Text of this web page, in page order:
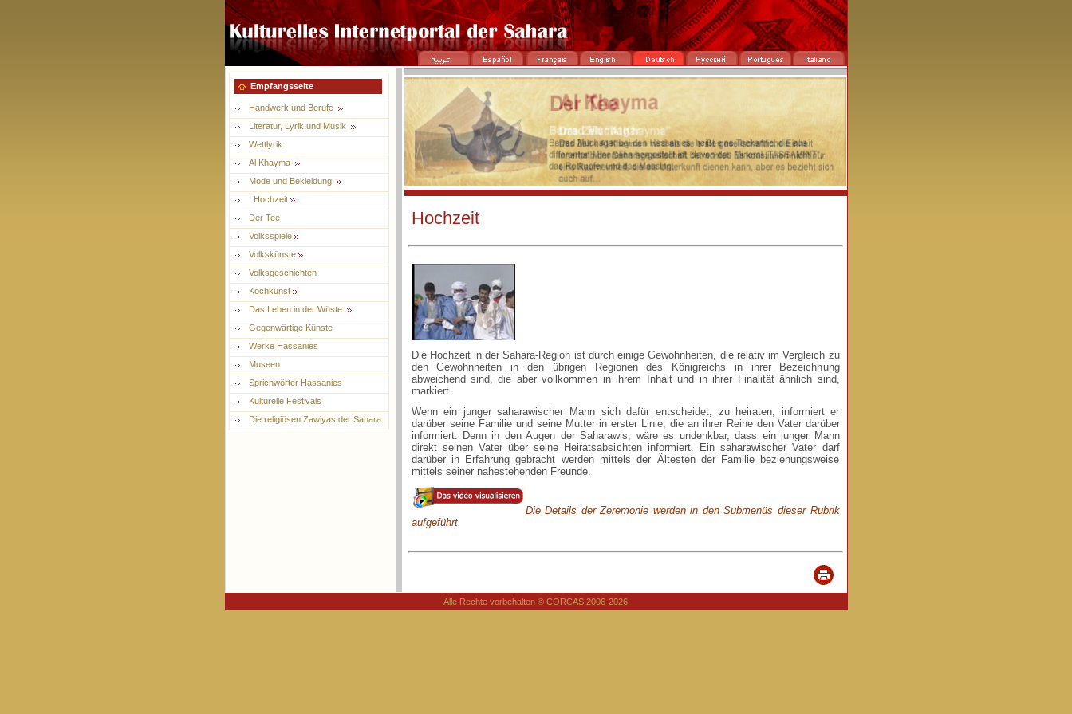
Empfangsseite
Handwerk und Berufe
Literatur, Lyrik und Musik
Wettlyrik
Al Khayma
Mode und Bekleidung
Hochzeit
Der Tee
Volksspiele
Volkskünste
Volksgeschichten
Kochkunst
Das Leben in der Wüste
Gegenwärtige Künste
Werke Hassanies
Museen
Sprichwörter Hassanies
Kulturelle Festivals
Die religiösen Zawiyas der Sahara
Hochzeit
Die Hochzeit in der Sahara-Region ist durch einige Gewohnheiten, die relativ im Vergleich zu
den Gewohnheiten in den übrigen Regionen des Königreichs in ihrer Bezeichnung
abweichend sind, die aber vollkommen in ihrem Inhalt und in ihrer Finalität ähnlich sind,
markiert.
Wenn ein junger saharawischer Mann sich dafür entscheidet, zu heiraten, informiert er
darüber seine Familie und seine Mutter in erster Linie, die an ihrer Reihe den Vater darüber
informiert. Denn in den Augen der Saharawis, wäre es undenkbar, dass ein junger Mann
direkt seinen Vater über seine Heiratsabsichten informiert. Ein saharawischer Vater darf
darüber in Erfahrung gebracht werden mittels der Ältesten der Familie beziehungsweise
mittels seiner nahestehenden Freunde.
Die Details der Zeremonie werden in den Submenüs dieser Rubrik
aufgeführt.
Alle Rechte vorbehalten © CORCAS 2006-2026